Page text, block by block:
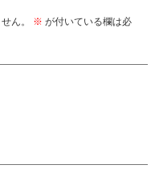
ん。 ※ が付いている欄は必